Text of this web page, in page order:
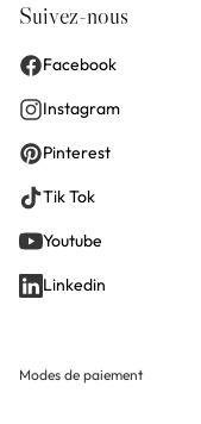
Suivez-nous
Facebook
Instagram
Pinterest
Tik Tok
Youtube
Linkedin
Modes de paiement